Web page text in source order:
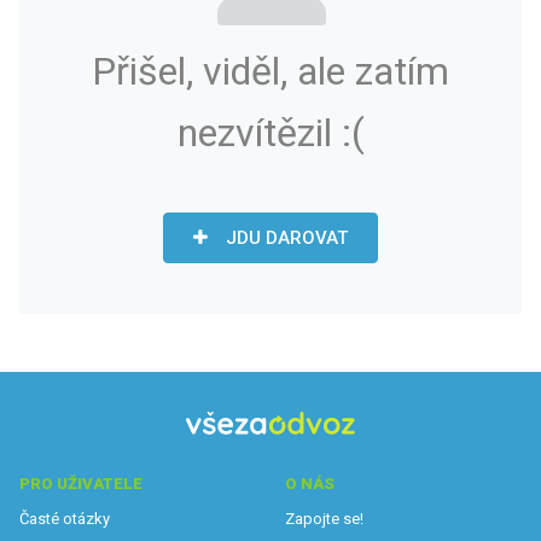
Přišel, viděl, ale zatím
nezvítězil :(
JDU DAROVAT
PRO UŽIVATELE
Časté otázky
O NÁS
Zapojte se!